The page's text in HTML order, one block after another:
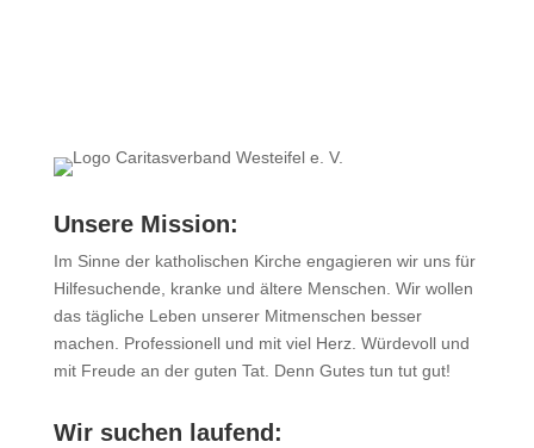
Unsere Mission:
Im Sinne der katholischen Kirche engagieren wir uns für
Hilfesuchende, kranke und ältere Menschen. Wir wollen
das tägliche Leben unserer Mitmenschen besser
machen. Professionell und mit viel Herz. Würdevoll und
mit Freude an der guten Tat. Denn Gutes tun tut gut!
Wir suchen laufend: